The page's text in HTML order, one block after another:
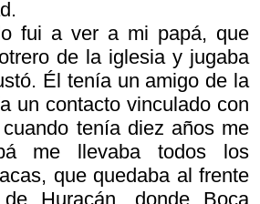
fui a ver a mi papá, que
de la iglesia y jugaba
Él tenía un amigo de la
un contacto vinculado con
tenía diez años me
me llevaba todos los
que quedaba al frente
Huracán, donde Boca